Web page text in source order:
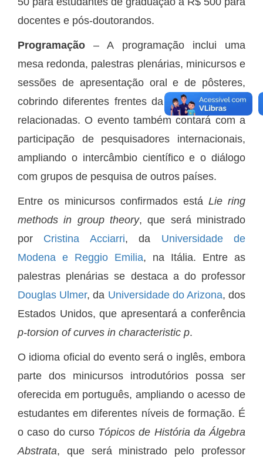
docentes e pós-doutorandos.
Programação – A programação inclui uma
mesa redonda, palestras plenárias, minicursos e
sessões de apresentação oral e de pôsteres,
cobrindo diferentes frentes da álgebra e áreas
relacionadas. O evento também contará com a
participação de pesquisadores internacionais,
ampliando o intercâmbio científico e o diálogo
com grupos de pesquisa de outros países.
Entre os minicursos confirmados está Lie ring
methods in group theory, que será ministrado
por Cristina Acciarri, da Universidade de
Modena e Reggio Emilia, na Itália. Entre as
palestras plenárias se destaca a do professor
Douglas Ulmer, da Universidade do Arizona, dos
Estados Unidos, que apresentará a conferência
p-torsion of curves in characteristic p.
O idioma oficial do evento será o inglês, embora
parte dos minicursos introdutórios possa ser
oferecida em português, ampliando o acesso de
estudantes em diferentes níveis de formação. É
o caso do curso Tópicos de História da Álgebra
Abstrata, que será ministrado pelo professor